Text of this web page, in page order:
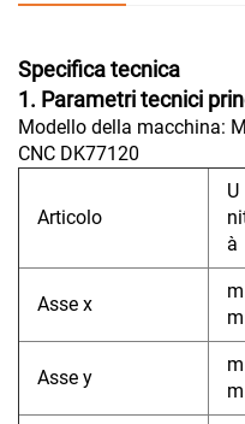
Specifica tecnica
1. Parametri tecnici
Modello della macchina:
CNC DK77120
Articolo
U
à
Asse x
m
m
Asse y
m
m